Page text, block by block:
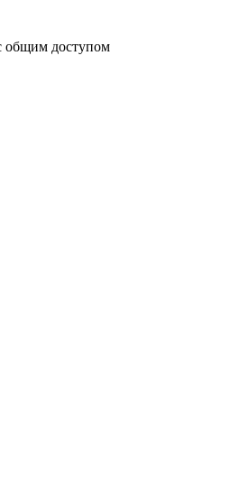
общим доступом